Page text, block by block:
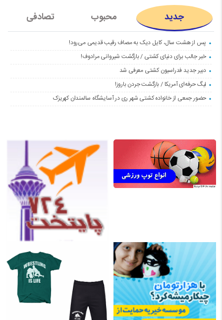
جدید محبوب تصادفی
پس از هشت سال، کایل دیک به مصاف رقیب قدیمی می‌رود!
خبر جالب برای دنیای کشتی / بازگشت شیروانی مرادوف!
دبیر جدید فدراسیون کشتی معرفی شد
لیگ حرفه‌ای آمریکا / بازگشت جردن باروز!
حضور جمعی از خانواده کشتی شهر ری در آسایشگاه سالمندان کهریزک